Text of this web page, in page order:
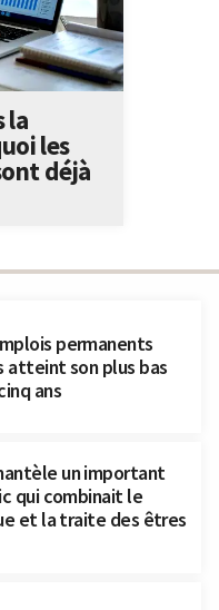
permanents
atteint son plus bas
ans
un important
qui combinait le
et la traite des êtres
la
les
déjà